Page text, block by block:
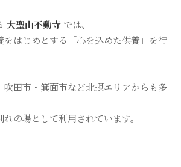
大聖山不動寺 では、
をはじめとする「心を込めた供養」を行
吹田市・箕面市など北摂エリアからも多
の場として利用されています。